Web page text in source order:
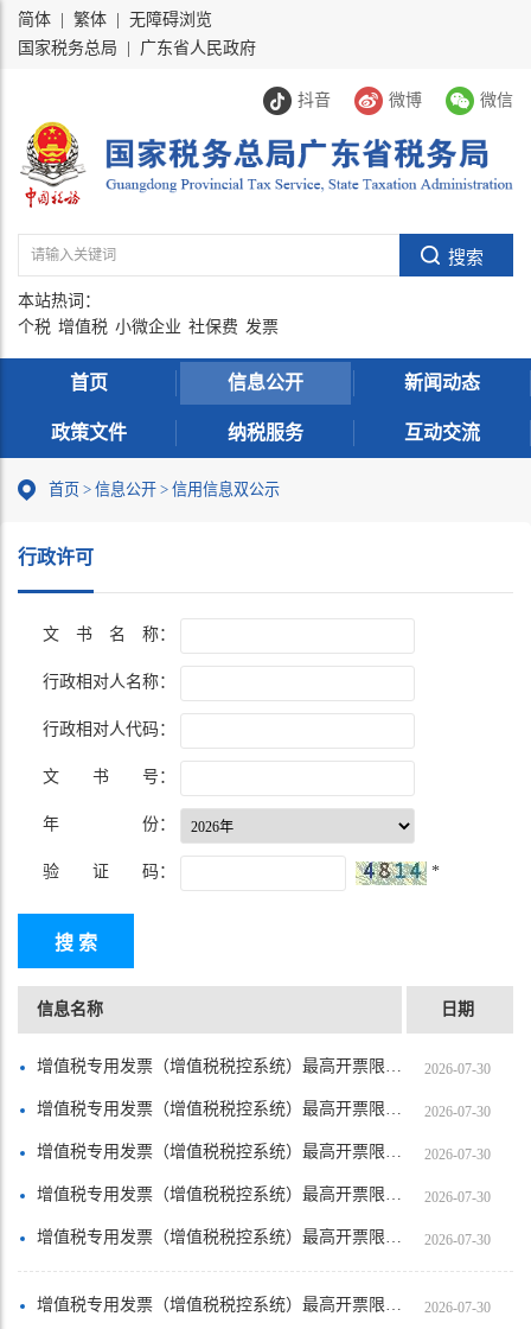
简体 繁体
无障碍浏览
国家税务总局
广东省人民政府
抖音 微博 微信
本站热词：
个税 增值税 小微企业 社保费 发票
首页 信息公开 新闻动态
政策文件 纳税服务 互动交流
首页 > 信息公开 > 信用信息双公示
行政许可
文 书 名 称：
行政相对人名称：
行政相对人代码：
文 书 号：
年 份：
验 证 码： *
信息名称 日期
增值税专用发票（增值税税控系统）最高开票限额审批【珠海良圆典当有限公司】 2026-07-30
增值税专用发票（增值税税控系统）最高开票限额审批【东莞珑韵科技有限公司】 2026-07-30
增值税专用发票（增值税税控系统）最高开票限额审批【东莞哲宇新能源有限公司】 2026-07-30
增值税专用发票（增值税税控系统）最高开票限额审批【东莞市东城鸿程票务中心】 2026-07-30
增值税专用发票（增值税税控系统）最高开票限额审批【广东志盛进出口有限公司】 2026-07-30
增值税专用发票（增值税税控系统）最高开票限额审批【汕头市潮南区胪岗松叙电子商务店…… 2026-07-30